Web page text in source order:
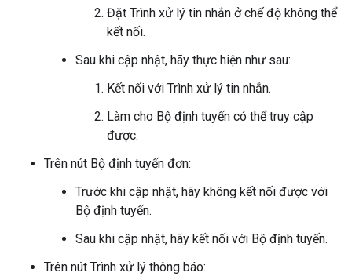
Đặt Trình xử lý tin nhắn ở chế độ không thể
kết nối.
Sau khi cập nhật, hãy thực hiện như sau:
Kết nối với Trình xử lý tin nhắn.
Làm cho Bộ định tuyến có thể truy cập
được.
Trên nút Bộ định tuyến đơn:
Trước khi cập nhật, hãy không kết nối được với
Bộ định tuyến.
Sau khi cập nhật, hãy kết nối với Bộ định tuyến.
Trên nút Trình xử lý thông báo: